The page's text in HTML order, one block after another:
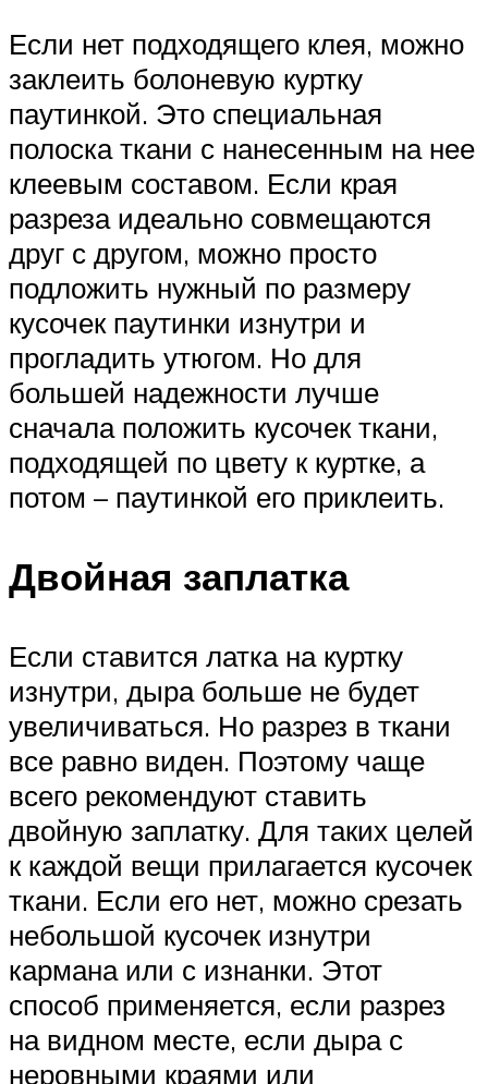
Если нет подходящего клея, можно
заклеить болоневую куртку
паутинкой. Это специальная
полоска ткани с нанесенным на нее
клеевым составом. Если края
разреза идеально совмещаются
друг с другом, можно просто
подложить нужный по размеру
кусочек паутинки изнутри и
прогладить утюгом. Но для
большей надежности лучше
сначала положить кусочек ткани,
подходящей по цвету к куртке, а
потом – паутинкой его приклеить.
Двойная заплатка
Если ставится латка на куртку
изнутри, дыра больше не будет
увеличиваться. Но разрез в ткани
все равно виден. Поэтому чаще
всего рекомендуют ставить
двойную заплатку. Для таких целей
к каждой вещи прилагается кусочек
ткани. Если его нет, можно срезать
небольшой кусочек изнутри
кармана или с изнанки. Этот
способ применяется, если разрез
на видном месте, если дыра с
неровными краями или